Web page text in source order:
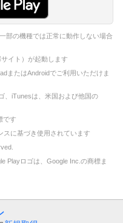
部の機種では正常に動作しない場合
イト）が起動します
またはAndroidでご利用いただけま
、iTunesは、米国および他国の
です
スに基づき使用されています
Playロゴは、Google Inc.の商標ま